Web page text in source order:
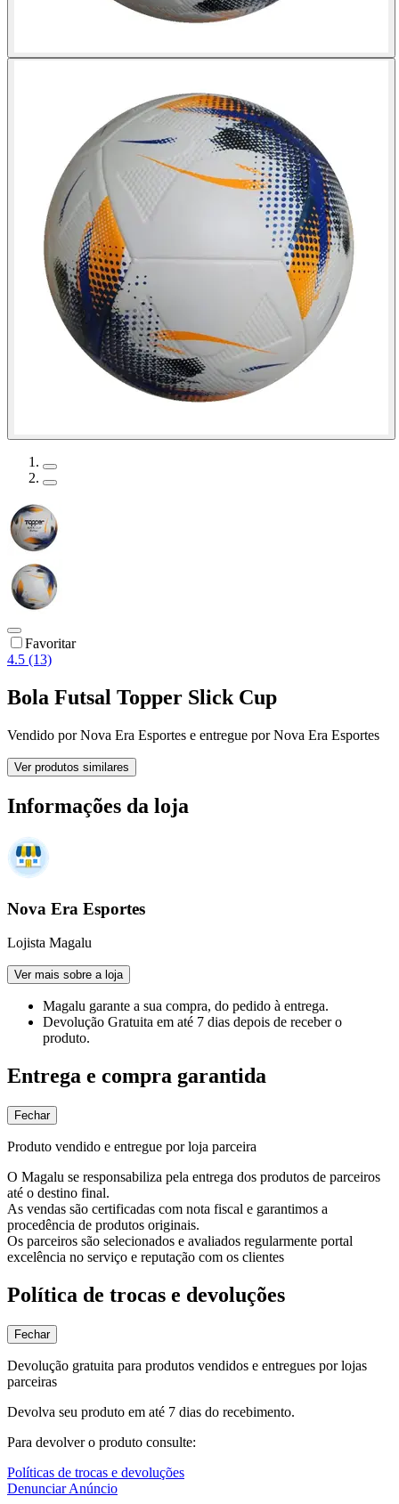
Favoritar
4.5 (13)
Bola Futsal Topper Slick Cup
Vendido porNova Era Esportes e entregue por Nova Era Esportes
Ver produtos similares
Informações da loja
Nova Era Esportes
Lojista Magalu
Ver mais sobre a loja
Magalu garante a sua compra, do pedido à entrega.
Devolução Gratuita em até 7 dias depois de receber o
produto.
Entrega e compra garantida
Fechar
Produto vendido e entregue por loja parceira
O Magalu se responsabiliza pela entrega dos produtos de parceiros
até o destino final.
As vendas são certificadas com nota fiscal e garantimos a
procedência de produtos originais.
Os parceiros são selecionados e avaliados regularmente portal
excelência no serviço e reputação com os clientes
Política de trocas e devoluções
Fechar
Devolução gratuita para produtos vendidos e entregues por lojas
parceiras
Devolva seu produto em até 7 dias do recebimento.
Para devolver o produto consulte:
Políticas de trocas e devoluções
Denunciar Anúncio